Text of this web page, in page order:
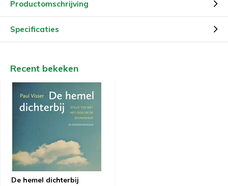
Productomschrijving
Specificaties
Recent bekeken
De hemel dichterbij